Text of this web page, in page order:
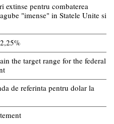
extinse pentru combaterea
"imense" in Statele Unite si
the target range for the federal
de referinta pentru dolar la